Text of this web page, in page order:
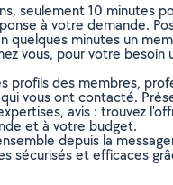
seulement 10 minutes
à votre demande.
quelques minutes un
vous, pour votre besoin
profils des membres,
vous ont contacté.
avis : trouvez
et à votre budget.
depuis la
sécurisés et efficaces